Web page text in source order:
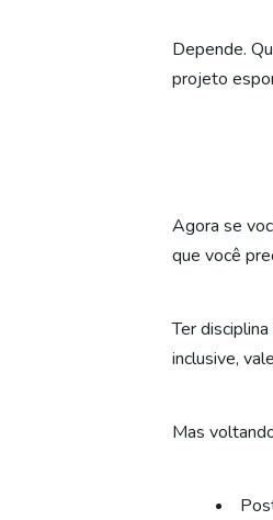
Depende.
projeto
Agora se
que você
Ter
inclusive,
Mas